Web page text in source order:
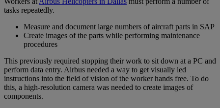
tasks repeatedly.
Measure and document large numbers of aircraft parts in SAP
Create images of the parts while performing maintenance
procedures
This previously required stopping their work to sit down at a PC and
perform data entry. Airbus needed a way to get visually led
instructions into the field of vision of the worker hands free. To do
this, a high-resolution camera was needed to create images of
components.